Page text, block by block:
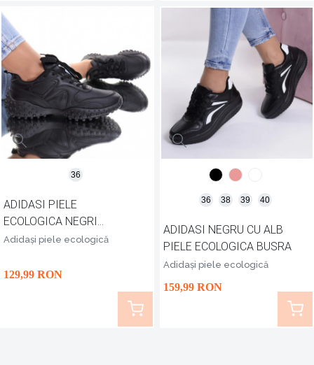
ADIDASI PIELE
ECOLOGICA NEGRI
BIANCA
Adidași piele ecologică
129,99 RON
36
ADIDASI NEGRU CU ALB
PIELE ECOLOGICA BUSRA
Adidași piele ecologică
159,99 RON
36 38 39 40